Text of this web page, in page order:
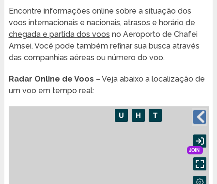
Encontre informações online sobre a situação dos
voos internacionais e nacionais, atrasos e horário de
chegada e partida dos voos no Aeroporto de Chafei
Amsei. Você pode também refinar sua busca através
das companhias aéreas ou número do voo.
Radar Online de Voos – Veja abaixo a localização de
um voo em tempo real: